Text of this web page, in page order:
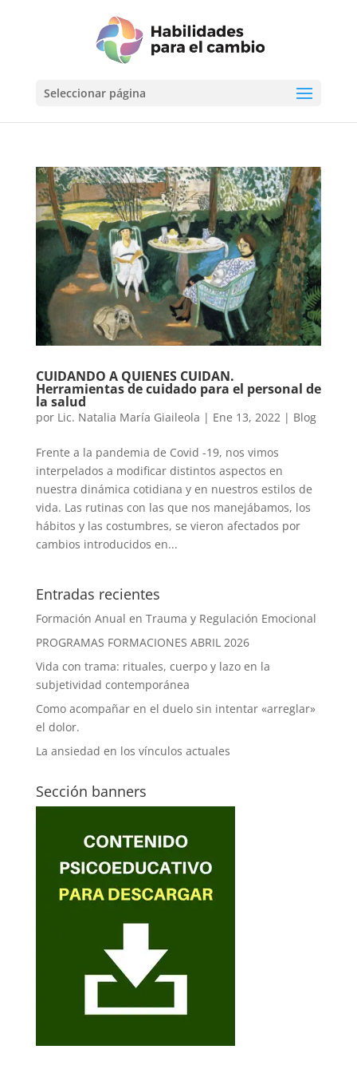
Seleccionar página
CUIDANDO A QUIENES CUIDAN.
Herramientas de cuidado para el personal de
la salud
por Lic. Natalia María Giaileola | Ene 13, 2022| Blog
Frente a la pandemia de Covid -19, nos vimos
interpelados a modificar distintos aspectos en
nuestra dinámica cotidiana y en nuestros estilos de
vida. Las rutinas con las que nos manejábamos, los
hábitos y las costumbres, se vieron afectados por
cambios introducidos en...
Entradas recientes
Formación Anual en Trauma y Regulación Emocional
PROGRAMAS FORMACIONES ABRIL 2026
Vida con trama: rituales, cuerpo y lazo en la
subjetividad contemporánea
Como acompañar en el duelo sin intentar «arreglar»
el dolor.
La ansiedad en los vínculos actuales
Sección banners